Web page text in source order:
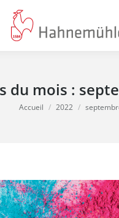
du mois :
Vous êtes ici :
Accueil 2022